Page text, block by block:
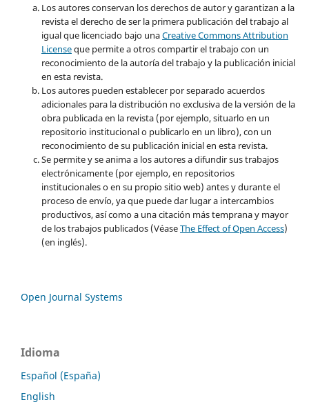
Los autores conservan los derechos de autor y garantizan a la
revista el derecho de ser la primera publicación del trabajo al
igual que licenciado bajo unaCreative Commons Attribution
Licenseque permite a otros compartir el trabajo con un
reconocimiento de la autoría del trabajo y la publicación inicial
en esta revista.
Los autores pueden establecer por separado acuerdos
adicionales para la distribución no exclusiva de la versión de la
obra publicada en la revista (por ejemplo, situarlo en un
repositorio institucional o publicarlo en un libro), con un
reconocimiento de su publicación inicial en esta revista.
Se permite y se anima a los autores a difundir sus trabajos
electrónicamente (por ejemplo, en repositorios
institucionales o en su propio sitio web) antes y durante el
proceso de envío, ya que puede dar lugar a intercambios
productivos, así como a una citación más temprana y mayor
de los trabajos publicados (VéaseThe Effect of Open Access)
(en inglés).
Open Journal Systems
Idioma
Español (España)
English